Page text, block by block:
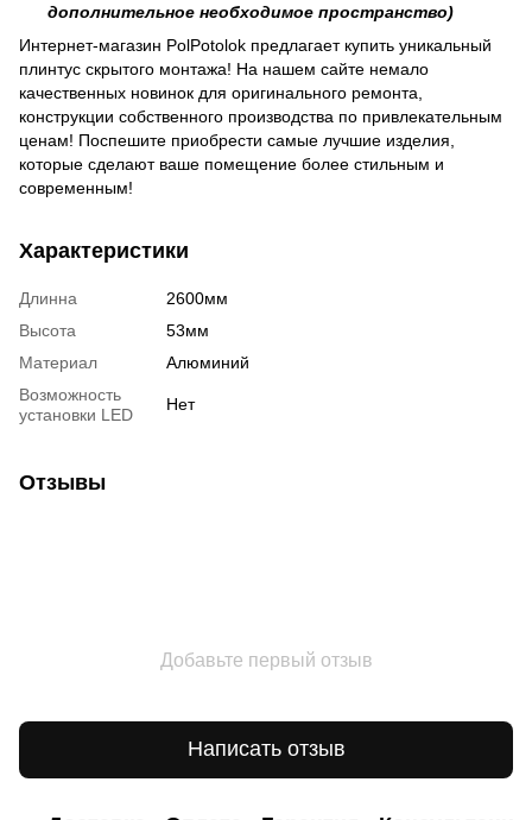
дополнительное необходимое пространство)
Интернет-магазин PolPotolok предлагает купить уникальный
плинтус скрытого монтажа! На нашем сайте немало
качественных новинок для оригинального ремонта,
конструкции собственного производства по привлекательным
ценам! Поспешите приобрести самые лучшие изделия,
которые сделают ваше помещение более стильным и
современным!
Характеристики
Длинна
2600мм
Высота
53мм
Материал
Алюминий
Возможность
установки LED
Нет
Отзывы
Добавьте первый отзыв
Написать отзыв